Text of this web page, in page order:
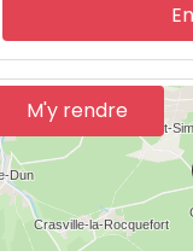
M'y rendre